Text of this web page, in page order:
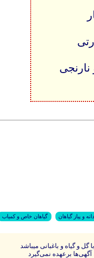
و پیاز گیاهان گیاهان خاص و کمیاب
و گیاه و باغبانی میباشد
آگهی‌ها برعهده نمی‌گیرد